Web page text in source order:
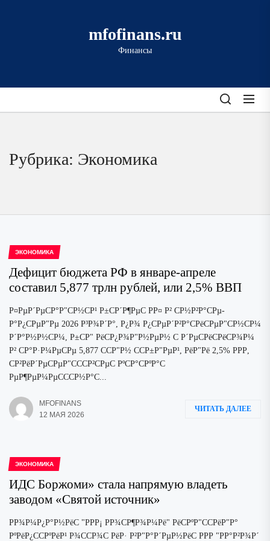
mfofinans.ru
Финансы
Рубрика: Экономика
ЭКОНОМИКА
Дефицит бюджета РФ в январе-апреле
составил 5,877 трлн рублей, или 2,5% ВВП
Р¤РµР´РµСР°Р"СР½СР¹ Р±СР´Р¶РµС РР¤ Р² СР½Р²Р°СРµ-
Р°Р¿СРµР"Рµ 2026 Р³Р¾Р´Р°, Р¿Р¾ Р¿СРµР´Р²Р°СРёСРµР"СР½СР¼
Р´Р°Р½Р½СР¼, Р±СР" РёСР¿Р¾Р"Р½РµР½ С Р´РµСРёСРёСР¾Р¼
Р² СР°Р·Р¼РµСРµ 5,877 ССР"Р½ ССР±Р"РµР¹, РёР"Рё 2,5% РРР,
СР²РёР´РµСРµР"СССР²СРµС РºСР°СРºР°С
РµР¶РµР¼РµСССР½Р°С...
MFOFINANS
12 МАЯ 2026
ЧИТАТЬ ДАЛЕЕ
ЭКОНОМИКА
ИДС Боржоми» стала напрямую владеть
заводом «Святой источник»
РР¾Р¼Р¿Р°Р½РёС "РРР¡ РР¾СР¶Р¾Р¼Рё" РёСРºР"ССРёР"Р°
РºРёР¿ССРºРёР¹ Р¾ССР¾С РёР· Р²Р"Р°Р´РµР½РёС РРР "РР°Р²Р¾Р´